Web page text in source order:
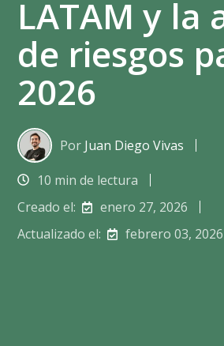
LATAM y la
de riesgos
2026
Por Juan Diego Vivas
10 min de lectura
Creado el:
enero 27, 2026
Actualizado el:
febrero 03, 2026